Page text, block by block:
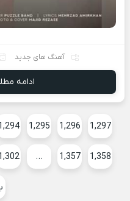
آهنگ های جدید
ادامه
1,295 1,296 1,297
… 1,357 1,358